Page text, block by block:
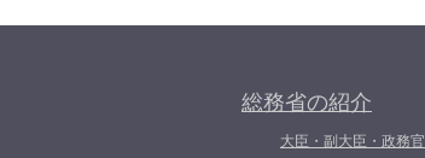
総務省の紹介
大臣・副大臣・政務官